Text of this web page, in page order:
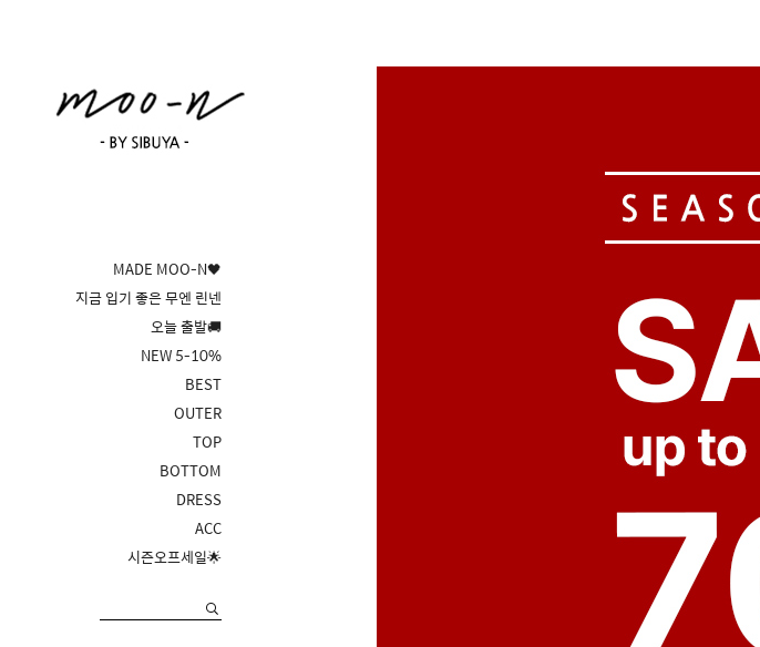
MADE MOO-N🖤
지금 입기 좋은 무엔 린넨
오늘 출발🚚
NEW 5-10%
BEST
OUTER
TOP
BOTTOM
DRESS
ACC
시즌오프세일🌟